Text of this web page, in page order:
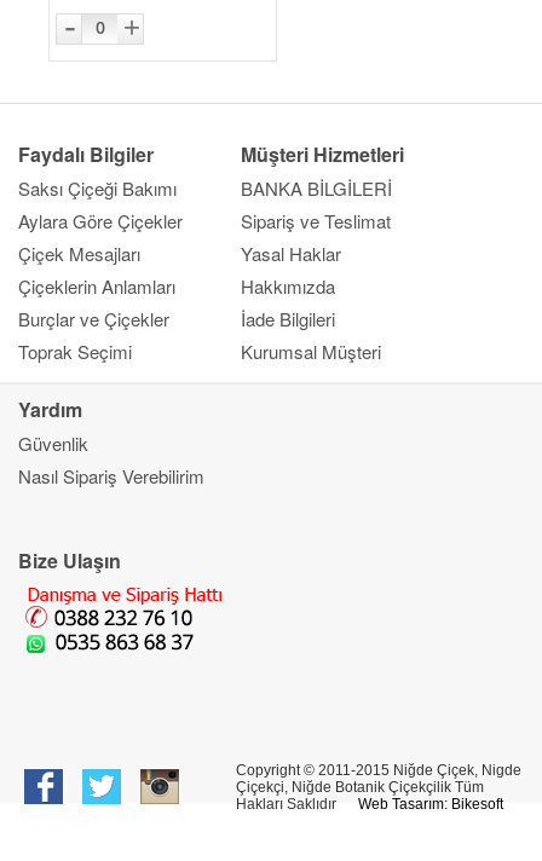
- 0 +
Faydalı Bilgiler
Saksı Çiçeği Bakımı
Aylara Göre Çiçekler
Çiçek Mesajları
Çiçeklerin Anlamları
Burçlar ve Çiçekler
Toprak Seçimi
Müşteri Hizmetleri
BANKA BİLGİLERİ
Sipariş ve Teslimat
Yasal Haklar
Hakkımızda
İade Bilgileri
Kurumsal Müşteri
Yardım
Güvenlik
Nasıl Sipariş Verebilirim
Bize Ulaşın
Copyright © 2011-2015 Niğde Çiçek, Nigde
Çiçekçi, Niğde Botanik Çiçekçilik Tüm
Hakları Saklıdır Web Tasarım: Bikesoft
Kapat
Ana Sayfa
Banka Bilgileri
Bilgi Merkezi
İletşim